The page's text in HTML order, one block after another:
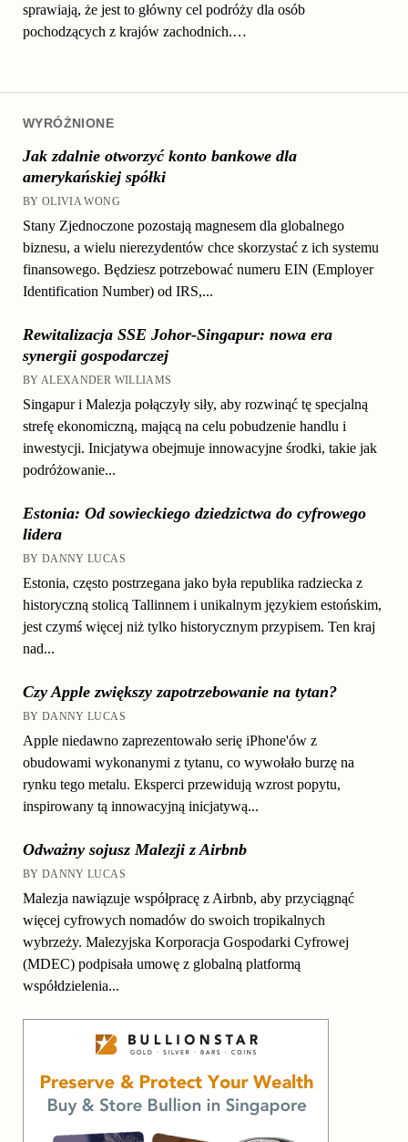
WYRÓŻNIONE
Jak zdalnie otworzyć konto bankowe dla
amerykańskiej spółki
BY OLIVIA WONG
Stany Zjednoczone pozostają magnesem dla globalnego
biznesu, a wielu nierezydentów chce skorzystać z ich systemu
finansowego. Będziesz potrzebować numeru EIN (Employer
Identification Number) od IRS,...
Rewitalizacja SSE Johor-Singapur: nowa era
synergii gospodarczej
BY ALEXANDER WILLIAMS
Singapur i Malezja połączyły siły, aby rozwinąć tę specjalną
strefę ekonomiczną, mającą na celu pobudzenie handlu i
inwestycji. Inicjatywa obejmuje innowacyjne środki, takie jak
podróżowanie...
Estonia: Od sowieckiego dziedzictwa do cyfrowego
lidera
BY DANNY LUCAS
Estonia, często postrzegana jako była republika radziecka z
historyczną stolicą Tallinnem i unikalnym językiem estońskim,
jest czymś więcej niż tylko historycznym przypisem. Ten kraj
nad...
Czy Apple zwiększy zapotrzebowanie na tytan?
BY DANNY LUCAS
Apple niedawno zaprezentowało serię iPhone'ów z
obudowami wykonanymi z tytanu, co wywołało burzę na
rynku tego metalu. Eksperci przewidują wzrost popytu,
inspirowany tą innowacyjną inicjatywą...
Odważny sojusz Malezji z Airbnb
BY DANNY LUCAS
Malezja nawiązuje współpracę z Airbnb, aby przyciągnąć
więcej cyfrowych nomadów do swoich tropikalnych
wybrzeży. Malezyjska Korporacja Gospodarki Cyfrowej
(MDEC) podpisała umowę z globalną platformą
współdzielenia...
sprawiają, że jest to główny cel podróży dla osób
pochodzących z krajów zachodnich.…